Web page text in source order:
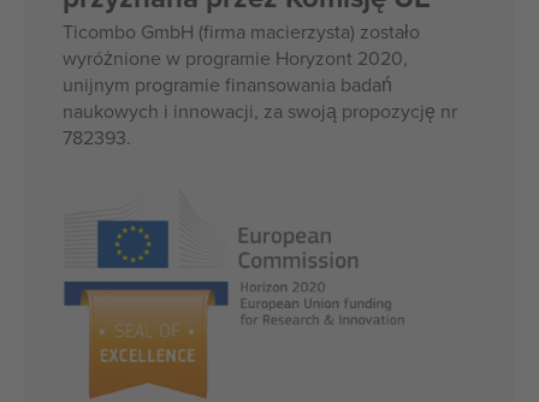
Ticombo GmbH (firma macierzysta) zostało
wyróżnione w programie Horyzont 2020,
unijnym programie finansowania badań
naukowych i innowacji, za swoją propozycję nr
782393.